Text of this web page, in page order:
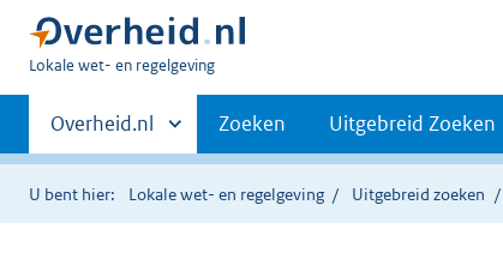
U
hier:
Lokale wet- en regelgeving
Primaire
navigatie
Andere
sites
binnen
Overheid.nl Zoeken Uitgebreid Zoeken
U bent hier: Lokale wet- en regelgeving Uitgebreid zoeken